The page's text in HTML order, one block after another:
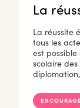
La
La réussite
tous les
est
scolaire